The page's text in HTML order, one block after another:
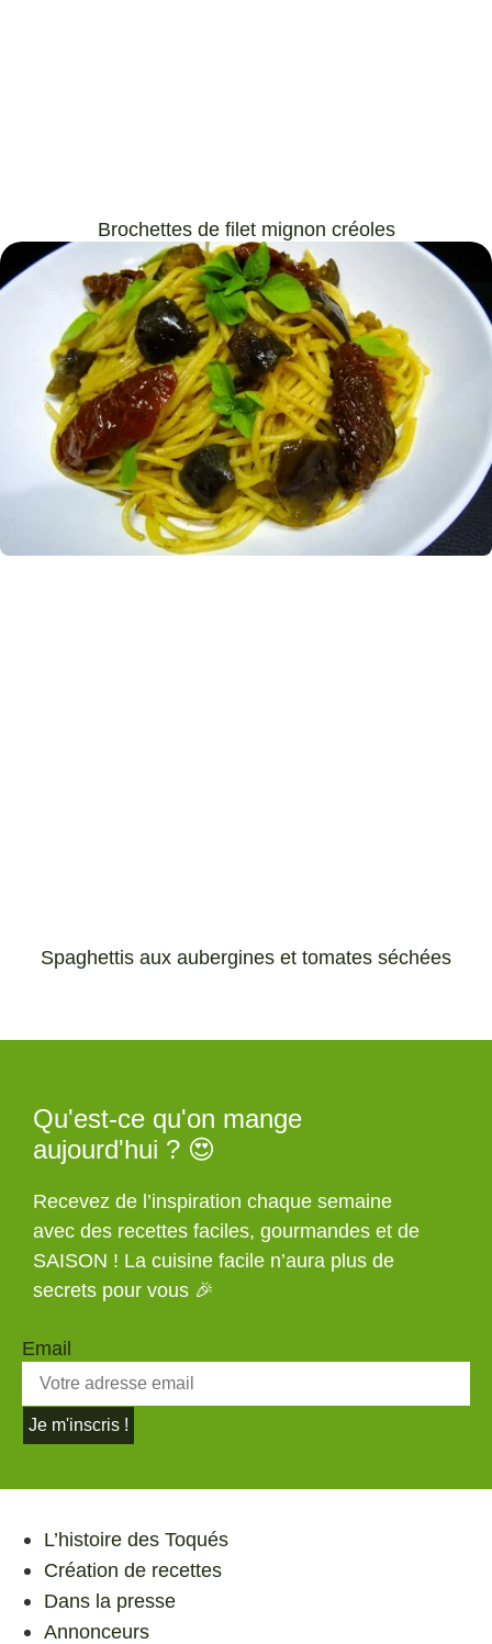
Brochettes de filet mignon créoles
Spaghettis aux aubergines et tomates séchées
Qu'est-ce qu'on mange
aujourd'hui ? 😍
Recevez de l’inspiration chaque semaine
avec des recettes faciles, gourmandes et de
SAISON ! La cuisine facile n’aura plus de
secrets pour vous 🎉
Email
Je m'inscris !
L’histoire des Toqués
Création de recettes
Dans la presse
Annonceurs